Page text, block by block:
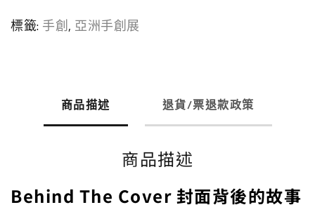
標籤: 手創, 亞洲手創展
商品描述 退貨/票退款政策
商品描述
Behind The Cover 封面背後的故事